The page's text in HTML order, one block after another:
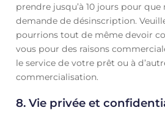
prendre jusqu’à 10 jours pour
demande de désinscription.
pourrions tout de même devoir
vous pour des raisons
le service de votre prêt ou à
commercialisation.
8. Vie privée et